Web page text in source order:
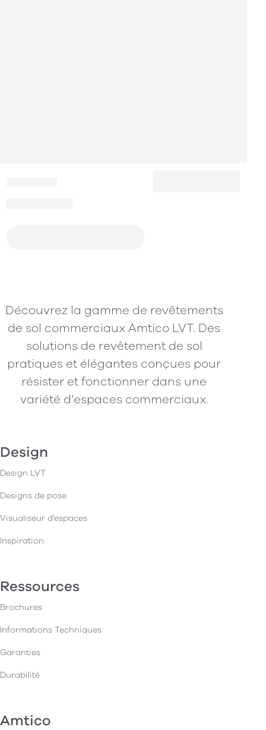
Découvrez la gamme de revêtements
de sol commerciaux Amtico LVT. Des
solutions de revêtement de sol
pratiques et élégantes conçues pour
résister et fonctionner dans une
variété d’espaces commerciaux.
Design
Design LVT
Designs de pose
Visualiseur d'espaces
Inspiration
Ressources
Brochures
Informations Techniques
Garanties
Durabilité
Amtico